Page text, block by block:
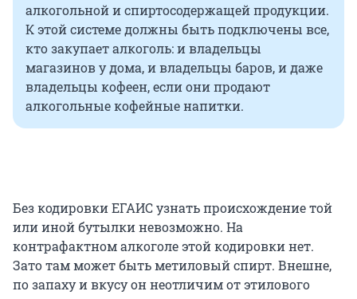
алкогольной и спиртосодержащей продукции.
К этой системе должны быть подключены все,
кто закупает алкоголь: и владельцы
магазинов у дома, и владельцы баров, и даже
владельцы кофеен, если они продают
алкогольные кофейные напитки.
Без кодировки ЕГАИС узнать происхождение той
или иной бутылки невозможно. На
контрафактном алкоголе этой кодировки нет.
Зато там может быть метиловый спирт. Внешне,
по запаху и вкусу он неотличим от этилового